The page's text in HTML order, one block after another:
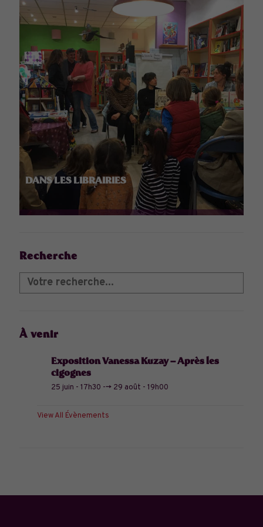
DANS LES LIBRAIRIES
Recherche
À venir
Exposition Vanessa Kuzay – Après les
cigognes
25 juin - 17h30 --> 29 août - 19h00
View All Évènements